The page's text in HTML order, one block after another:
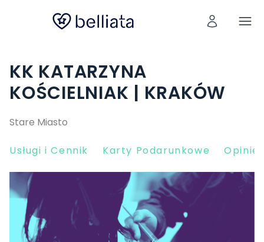
KK KATARZYNA
KOŚCIELNIAK | KRAKÓW
Stare Miasto
Usługi i Cennik Karty Podarunkowe Opinie